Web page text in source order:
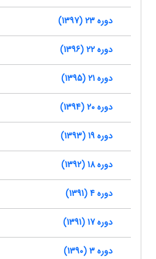
دوره 23 (1397)
دوره 22 (1396)
دوره 21 (1395)
دوره 20 (1394)
دوره 19 (1393)
دوره 18 (1392)
دوره 4 (1391)
دوره 17 (1391)
دوره 3 (1390)